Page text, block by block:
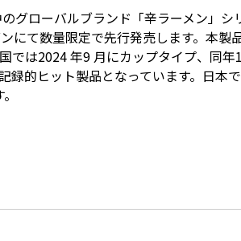
グローバルブランド「⾟ラーメン」シ
にて数量限定で先⾏発売します。本製
では2024 年9 ⽉にカップタイプ、同年
的ヒット製品となっています。⽇本